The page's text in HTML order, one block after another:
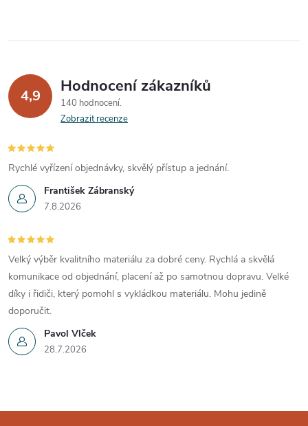
4,9 Hodnocení zákazníků
140 hodnocení
Zobrazit recenze
František Zábranský
7.8.2026
Rychlé vyřízení objednávky, skvělý přístup a jednání.
Pavol Vlček
28.7.2026
Velký výběr kvalitního materiálu za dobré ceny. Rychlá a skvělá
komunikace od objednání, placení až po samotnou dopravu. Velké
díky i řidiči, který pomohl s vykládkou materiálu. Mohu jedině
doporučit.